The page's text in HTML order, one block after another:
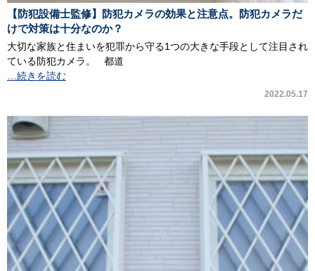
【防犯設備士監修】防犯カメラの効果と注意点。防犯カメラだ
けで対策は十分なのか？
大切な家族と住まいを犯罪から守る1つの大きな手段として注目され
ている防犯カメラ。 都道
…続きを読む
2022.05.17